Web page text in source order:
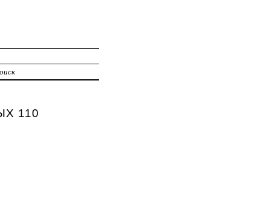
110